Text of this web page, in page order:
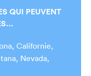
QUI PEUVENT
Californie,
Nevada,